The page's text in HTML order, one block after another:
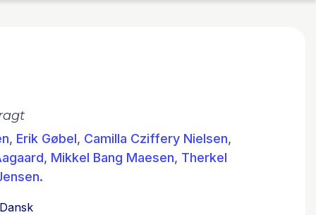
, Erik Gøbel, Camilla Cziffery Nielsen,
, Mikkel Bang Maesen, Therkel
Dansk